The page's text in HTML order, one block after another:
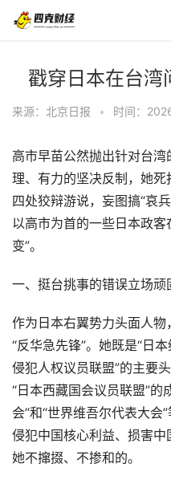
戳穿日本在台湾
来源：北京日报 • 时间：
高市早苗公然抛出针对台
理、有力的坚决反制，她
四处狡辩游说，妄图搞“哀
以高市为首的一些日本政
变”。
一、挺台挑事的错误立场顽
作为日本右翼势力头面人
“反华急先锋”。她既是“日
侵犯人权议员联盟”的主要
“日本西藏国会议员联盟”的
会”和“世界维吾尔代表大会
侵犯中国核心利益、损害
她不撺掇、不掺和的。